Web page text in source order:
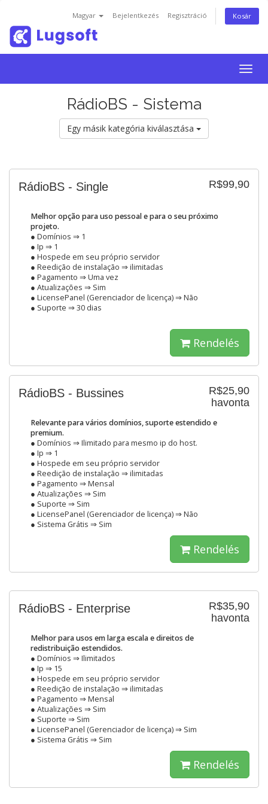
Magyar Bejelentkezés Regisztráció Kosár
RádioBS - Sistema
Egy másik kategória kiválasztása
R$99,90
RádioBS - Single
Melhor opção para uso pessoal e para o seu próximo
projeto.
● Domínios ⇒ 1
● Ip ⇒ 1
● Hospede em seu próprio servidor
● Reedição de instalação ⇒ ilimitadas
● Pagamento ⇒ Uma vez
● Atualizações ⇒ Sim
● LicensePanel (Gerenciador de licença) ⇒ Não
● Suporte ⇒ 30 dias
Rendelés
R$25,90
havonta
RádioBS - Bussines
Relevante para vários domínios, suporte estendido e
premium.
● Domínios ⇒ Ilimitado para mesmo ip do host.
● Ip ⇒ 1
● Hospede em seu próprio servidor
● Reedição de instalação ⇒ ilimitadas
● Pagamento ⇒ Mensal
● Atualizações ⇒ Sim
● Suporte ⇒ Sim
● LicensePanel (Gerenciador de licença) ⇒ Não
● Sistema Grátis ⇒ Sim
Rendelés
R$35,90
havonta
RádioBS - Enterprise
Melhor para usos em larga escala e direitos de
redistribuição estendidos.
● Domínios ⇒ Ilimitados
● Ip ⇒ 15
● Hospede em seu próprio servidor
● Reedição de instalação ⇒ ilimitadas
● Pagamento ⇒ Mensal
● Atualizações ⇒ Sim
● Suporte ⇒ Sim
● LicensePanel (Gerenciador de licença) ⇒ Sim
● Sistema Grátis ⇒ Sim
Rendelés